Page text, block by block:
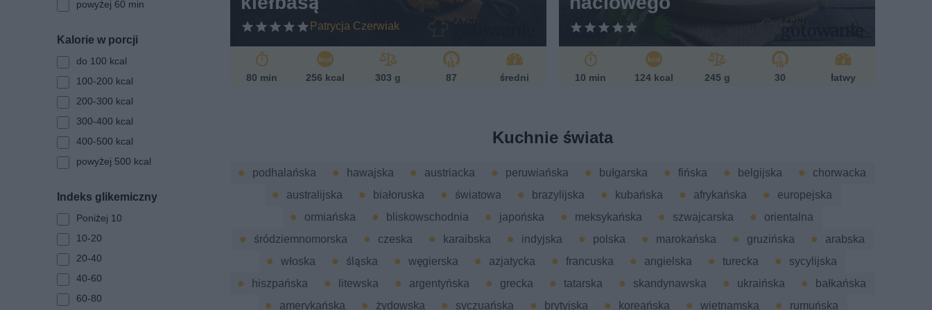
Patrycja Czerwiak
80 min 256 kcal 303 g 87 średni 10 min 124 kcal 245 g 30 łatwy
Kuchnie świata
podhalańska hawajska austriacka peruwiańska bułgarska fińska belgijska
chorwacka
australijska
białoruska światowa brazylijska kubańska afrykańska
europejska
ormiańska
bliskowschodnia japońska meksykańska szwajcarska
orientalna
śródziemnomorska
czeska karaibska indyjska polska marokańska gruzińska
arabska
włoska
śląska węgierska azjatycka francuska angielska turecka
sycylijska
hiszpańska
litewska argentyńska grecka tatarska skandynawska ukraińska
bałkańska
amerykańska
żydowska syczuańska brytyjska koreańska wietnamska
rumuńska
powyżej 60 min
Kalorie w porcji
do 100 kcal
100-200 kcal
200-300 kcal
300-400 kcal
400-500 kcal
powyżej 500 kcal
Indeks glikemiczny
Poniżej 10
10-20
20-40
40-60
60-80